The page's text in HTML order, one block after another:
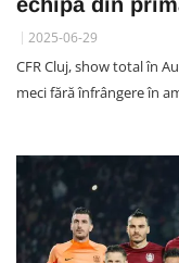
2025-06-29
CFR Cluj, show total în
meci fără înfrângere în